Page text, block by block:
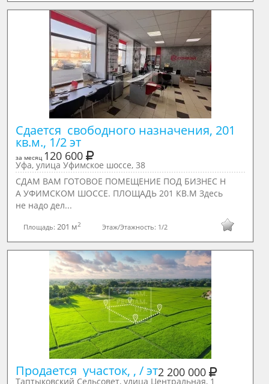
Сдается  свободного назначения, 201
кв.м., 1/2 эт
за месяц 120 600
Уфа, улица Уфимское шоссе, 38
СДАМ ВАМ ГОТОВОЕ ПОМЕЩЕНИЕ ПОД БИЗНЕС Н
А УФИМСКОМ ШОССЕ. ПЛОЩАДЬ 201 КВ.М Здесь
не надо дел...
Площадь: 201 м2 Этаж/Этажность: 1/2
Продается  участок, , / эт2 200 000
Таптыковский Сельсовет, улица Центральная, 1